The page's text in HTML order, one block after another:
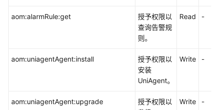
aom:alarmRule:get
授予权限以
查询告警规
则。
Read -
aom:uniagentAgent:install
授予权限以
安装
UniAgent。
Write -
aom:uniagentAgent:upgrade
授予权限以
Write -